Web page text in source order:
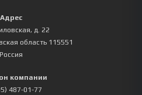
Адрес
д. 22
область 115551
Россия
компании
487-01-77